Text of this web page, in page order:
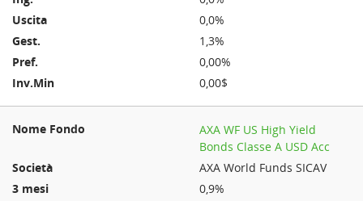
0,0%
1,3%
0,00%
0,00$
AXA WF US High Yield
Bonds Classe A USD Acc
AXA World Funds SICAV
0,9%